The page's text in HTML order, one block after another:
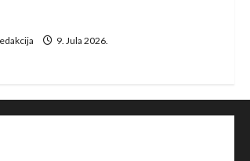
9. Jula 2026.